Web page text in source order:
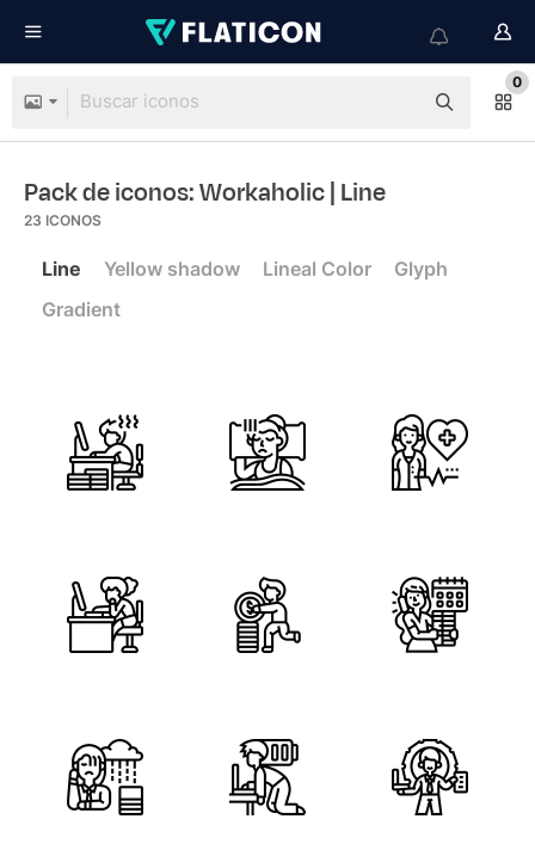
0
Pack de iconos: Workaholic| Line
23 ICONOS
Line Yellow shadow Lineal Color
Glyph
Gradient